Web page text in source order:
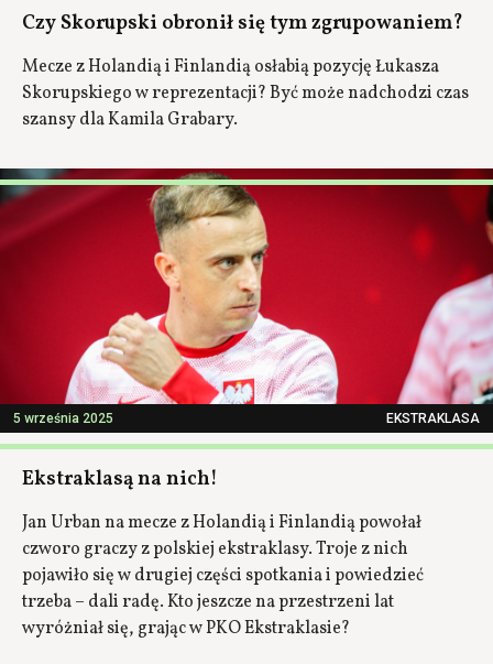
Czy Skorupski obronił się tym zgrupowaniem?
Mecze z Holandią i Finlandią osłabią pozycję Łukasza
Skorupskiego w reprezentacji? Być może nadchodzi czas
szansy dla Kamila Grabary.
5 września 2025 EKSTRAKLASA
Ekstraklasą na nich!
Jan Urban na mecze z Holandią i Finlandią powołał
czworo graczy z polskiej ekstraklasy. Troje z nich
pojawiło się w drugiej części spotkania i powiedzieć
trzeba – dali radę. Kto jeszcze na przestrzeni lat
wyróżniał się, grając w PKO Ekstraklasie?